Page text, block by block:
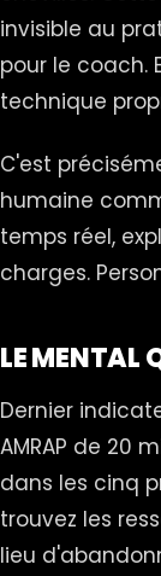
invisible au
pour le coach.
technique
C'est
humaine
temps réel,
charges.
LE MENTAL
Dernier
AMRAP de 20
dans les cinq
trouvez les
lieu